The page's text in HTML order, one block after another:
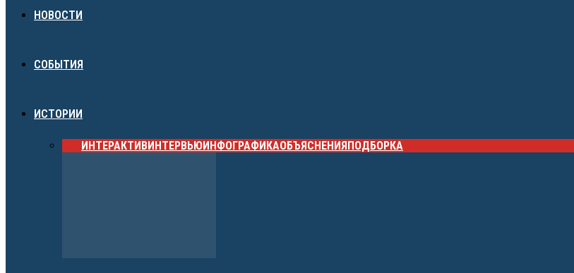
НОВОСТИ
СОБЫТИЯ
ИСТОРИИ
ИНТЕРАКТИВИНТЕРВЬЮИНФОГРАФИКАОБЪЯСНЕНИЯПОДБОРКА